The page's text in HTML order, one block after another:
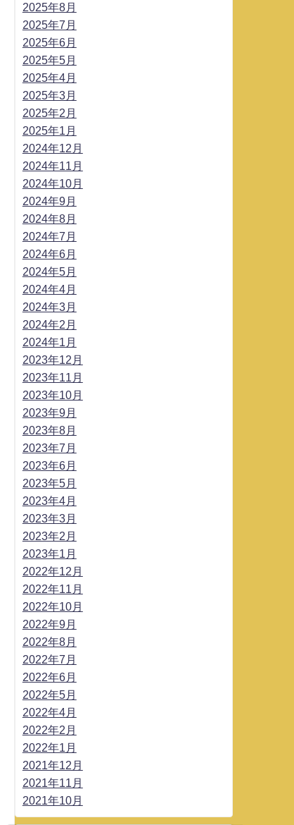
2025年8月
2025年7月
2025年6月
2025年5月
2025年4月
2025年3月
2025年2月
2025年1月
2024年12月
2024年11月
2024年10月
2024年9月
2024年8月
2024年7月
2024年6月
2024年5月
2024年4月
2024年3月
2024年2月
2024年1月
2023年12月
2023年11月
2023年10月
2023年9月
2023年8月
2023年7月
2023年6月
2023年5月
2023年4月
2023年3月
2023年2月
2023年1月
2022年12月
2022年11月
2022年10月
2022年9月
2022年8月
2022年7月
2022年6月
2022年5月
2022年4月
2022年2月
2022年1月
2021年12月
2021年11月
2021年10月